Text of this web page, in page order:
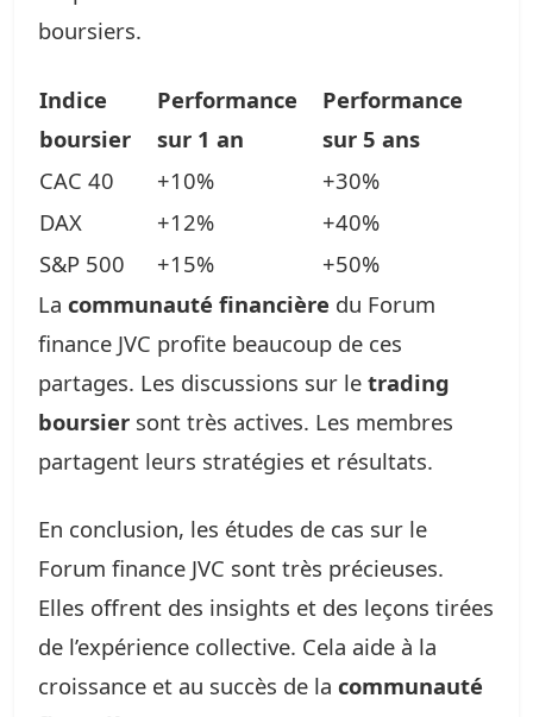
boursiers.
Indice
boursier
Performance
sur 1 an
Performance
sur 5 ans
CAC 40
+10%
+30%
DAX
+12%
+40%
S&P 500
+15%
+50%
La communauté financière du Forum
finance JVC profite beaucoup de ces
partages. Les discussions sur le trading
boursier sont très actives. Les membres
partagent leurs stratégies et résultats.
En conclusion, les études de cas sur le
Forum finance JVC sont très précieuses.
Elles offrent des insights et des leçons tirées
de l’expérience collective. Cela aide à la
croissance et au succès de la communauté